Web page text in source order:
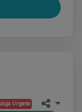
Urgente